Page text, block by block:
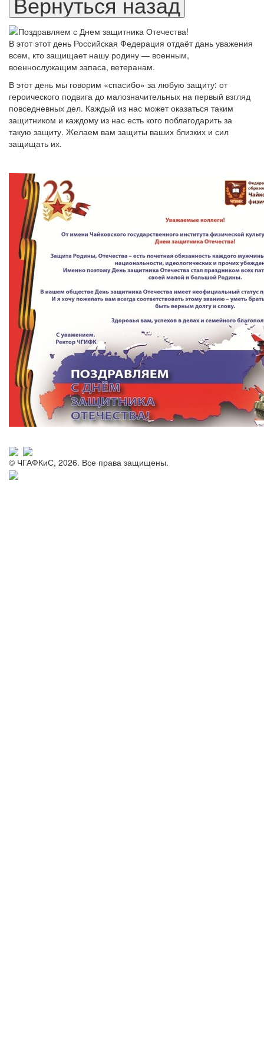
В этот этот день Российская Федерация отдаёт дань уважения
всем, кто защищает нашу родину — военным,
военнослужащим запаса, ветеранам.
В этот день мы говорим «спасибо» за любую защиту: от
героического подвига до малозначительных на первый взгляд
повседневных дел. Каждый из нас может оказаться таким
защитником и каждому из нас есть кого поблагодарить за
такую защиту. Желаем вам защиты ваших близких и сил
защищать их.
© ЧГАФКиС, 2026. Все права защищены.